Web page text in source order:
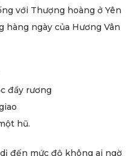
với Thượng hoàng ở Yên
hàng ngày của Hương Vân
đầy rương
hũ.
đến mức độ không ai ngờ